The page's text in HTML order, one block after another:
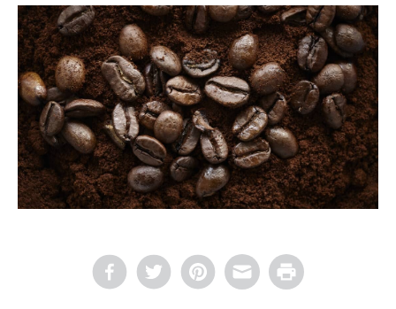
Email Print